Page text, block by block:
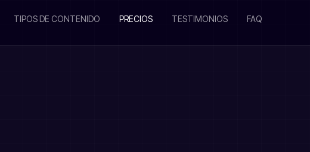
TIPOS DE CONTENIDO PRECIOS TESTIMONIOS FAQ